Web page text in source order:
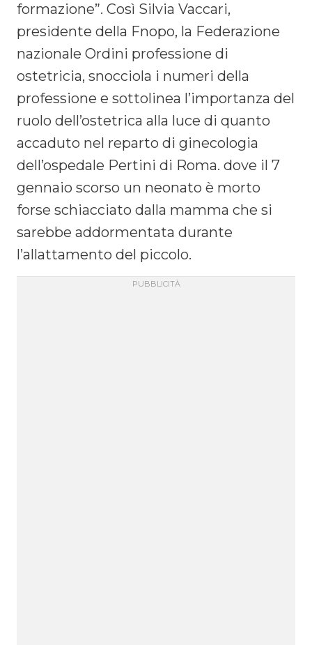
formazione”. Così Silvia Vaccari,
presidente della Fnopo, la Federazione
nazionale Ordini professione di
ostetricia, snocciola i numeri della
professione e sottolinea l’importanza del
ruolo dell’ostetrica alla luce di quanto
accaduto nel reparto di ginecologia
dell’ospedale Pertini di Roma. dove il 7
gennaio scorso un neonato è morto
forse schiacciato dalla mamma che si
sarebbe addormentata durante
l’allattamento del piccolo.